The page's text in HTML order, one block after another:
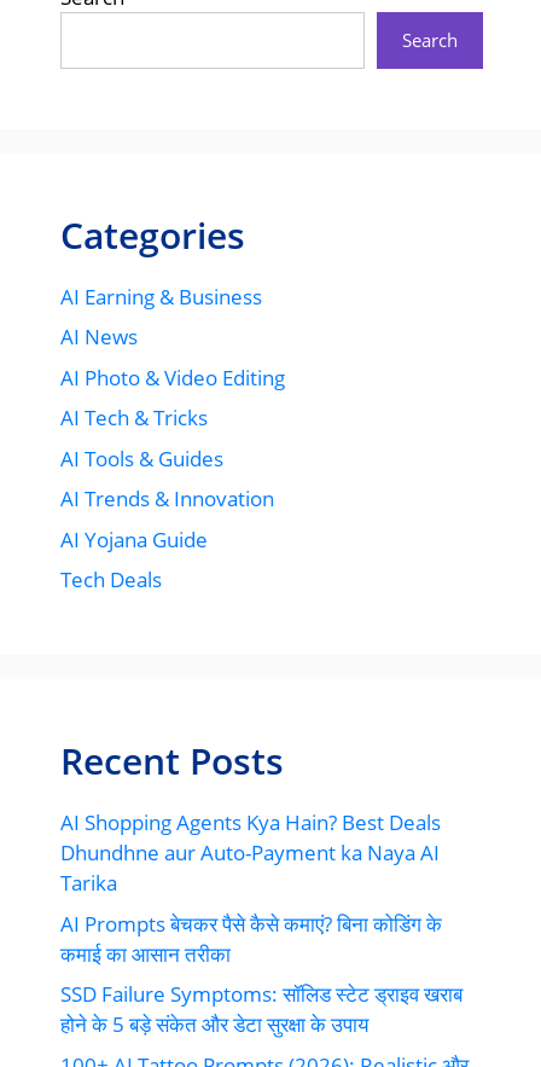
Search
Categories
AI Earning & Business
AI News
AI Photo & Video Editing
AI Tech & Tricks
AI Tools & Guides
AI Trends & Innovation
AI Yojana Guide
Tech Deals
Recent Posts
AI Shopping Agents Kya Hain? Best Deals
Dhundhne aur Auto-Payment ka Naya AI
Tarika
AI Prompts बेचकर पैसे कैसे कमाएं? बिना कोडिंग के
कमाई का आसान तरीका
SSD Failure Symptoms: सॉलिड स्टेट ड्राइव खराब
होने के 5 बड़े संकेत और डेटा सुरक्षा के उपाय